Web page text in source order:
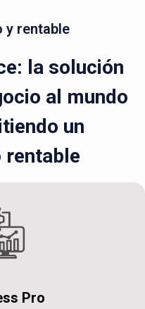
y rentable
la solución
al mundo
un
rentable
Pro